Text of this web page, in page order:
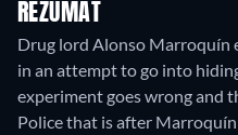
REZUMAT
Drug lord Alonso Marroquín
in an attempt to go into
experiment goes wrong and
Police that is after